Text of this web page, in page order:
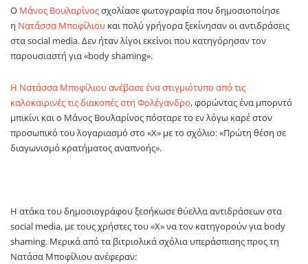
Ο Μάνος Βουλαρίνοςσχολίασε φωτογραφία που δημοσιοποίησε
η Νατάσσα Μποφίλιου και πολύ γρήγορα ξεκίνησαν οι αντιδράσεις
στα social media. Δεν ήταν λίγοι εκείνοι που κατηγόρησαν τον
παρουσιαστή για «body shaming».
Η Νατάσσα Μποφίλιου ανέβασε ένα στιγμιότυπο από τις
καλοκαιρινές τις διακοπές στη Φολέγανδρο, φορώντας ένα μπορντό
μπικίνι και ο Μάνος Βουλαρίνος πόσταρε το εν λόγω καρέ στον
προσωπικό του λογαριασμό στο «Χ» με το σχόλιο: «Πρώτη θέση σε
διαγωνισμό κρατήματος αναπνοής».
Η ατάκα του δημοσιογράφου ξεσήκωσε θύελλα αντιδράσεων στα
social media, με τους χρήστες του «Χ» να τον κατηγορούν για body
shaming. Μερικά από τα βιτριολικά σχόλια υπεράσπισης προς τη
Νατάσα Μποφίλιου ανέφεραν: